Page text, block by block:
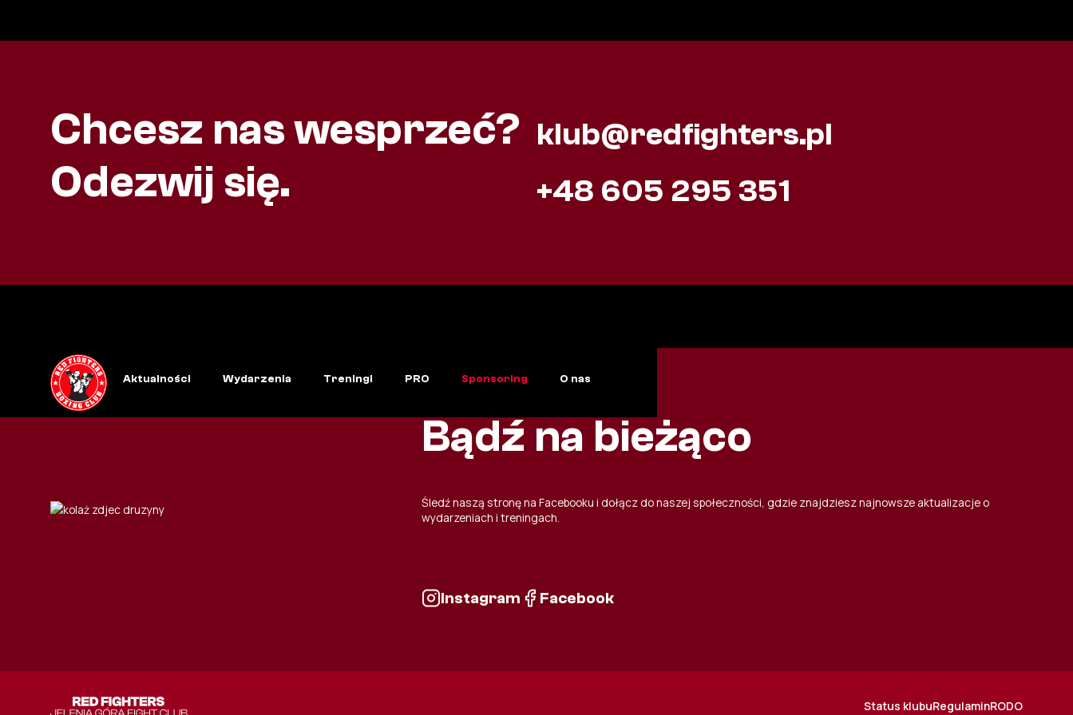
Chcesz nas wesprzeć?
Odezwij się.
klub@redfighters.pl
+48 605 295 351
Aktualności Wydarzenia Treningi PRO Sponsoring O nas
Bądź na bieżąco
Śledź naszą stronę na Facebooku i dołącz do naszej społeczności, gdzie znajdziesz najnowsze aktualizacje o
wydarzeniach i treningach.
Instagram Facebook
Status klubuRegulaminRODO